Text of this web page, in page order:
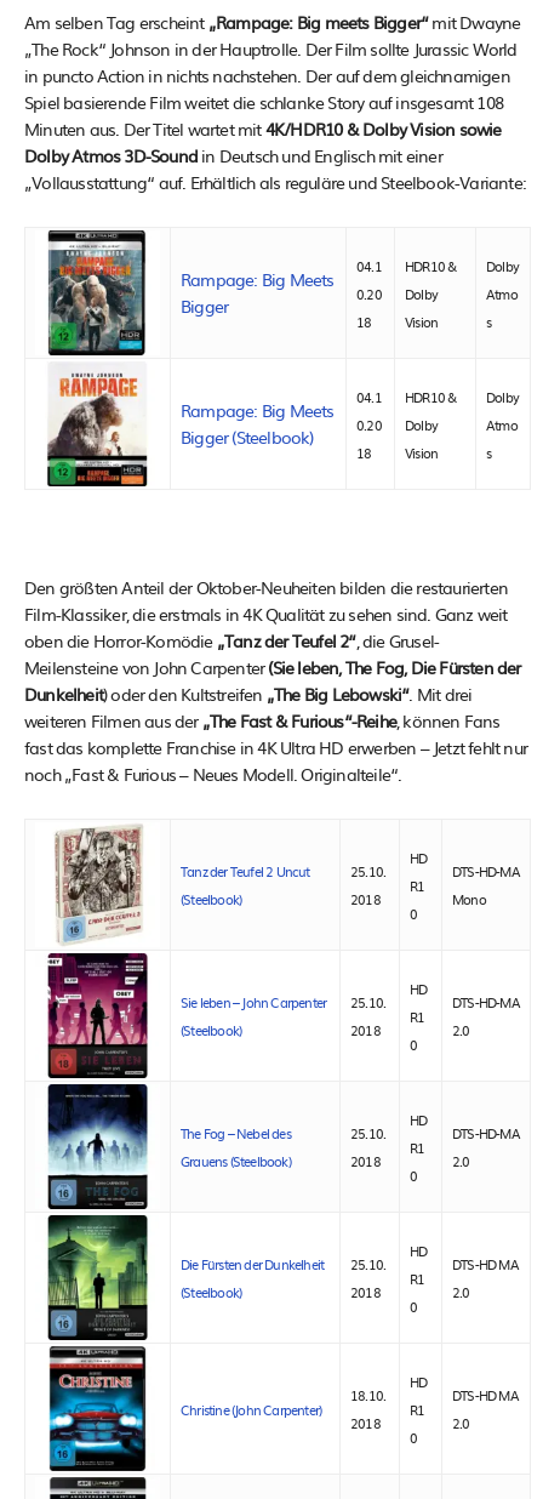
Am selben Tag erscheint „Rampage: Big meets Bigger“mit Dwayne
„The Rock“ Johnson in der Hauptrolle. Der Film sollte Jurassic World
in puncto Action in nichts nachstehen. Der auf dem gleichnamigen
Spiel basierende Film weitet die schlanke Story auf insgesamt 108
Minuten aus. Der Titel wartet mit4K/HDR10 & Dolby Vision sowie
Dolby Atmos 3D-Sound in Deutsch und Englisch mit einer
„Vollausstattung“ auf. Erhältlich als reguläre und Steelbook-Variante:
Rampage: Big Meets
Bigger
04.1
0.20
18
HDR10 &
Dolby
Vision
Dolby
Atmo
s
Rampage: Big Meets
Bigger (Steelbook)
04.1
0.20
18
HDR10 &
Dolby
Vision
Dolby
Atmo
s
Den größten Anteil der Oktober-Neuheiten bilden die restaurierten
Film-Klassiker, die erstmals in 4K Qualität zu sehen sind. Ganz weit
oben die Horror-Komödie „Tanz der Teufel 2“, die Grusel-
Meilensteine von John Carpenter(Sie leben, The Fog, Die Fürsten der
Dunkelheit) oder den Kultstreifen „The Big Lebowski“. Mit drei
weiteren Filmen aus der„The Fast & Furious“-Reihe, können Fans
fast das komplette Franchise in 4K Ultra HD erwerben – Jetzt fehlt nur
noch „Fast & Furious – Neues Modell. Originalteile“.
Tanz der Teufel 2 Uncut
(Steelbook)
25.10.
2018
HD
R1
0
DTS-HD-MA
Mono
Sie leben – John Carpenter
(Steelbook)
25.10.
2018
HD
R1
0
DTS-HD-MA
2.0
The Fog – Nebel des
Grauens (Steelbook)
25.10.
2018
HD
R1
0
DTS-HD-MA
2.0
Die Fürsten der Dunkelheit
(Steelbook)
25.10.
2018
HD
R1
0
DTS-HD MA
2.0
Christine (John Carpenter)
18.10.
2018
HD
R1
0
DTS-HD MA
2.0